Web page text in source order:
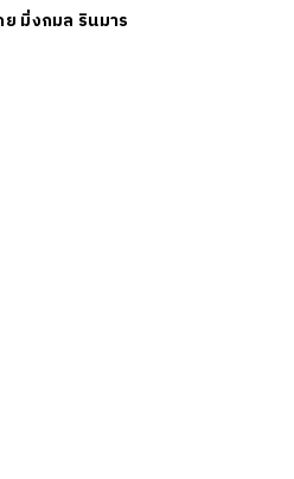
ย มิ่งกมล รินมาร